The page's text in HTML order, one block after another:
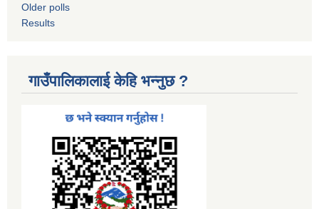
Older polls
Results
गाउँपालिकालाई केहि भन्नुछ ?